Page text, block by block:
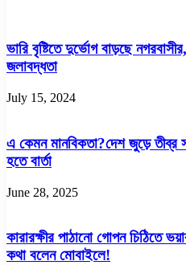
ভারি বৃষ্টিতে দুর্ভোগ বাড়ছে
জলাবদ্ধতা
July 15, 2024
এ কেমন মানবিকতা?দেশ জুড়ে তীব্র
হতে বার্তা
June 28, 2025
কারারক্ষীর পাঠানো গোপন চিঠিতে
কথা বলেন মোবাইলে!